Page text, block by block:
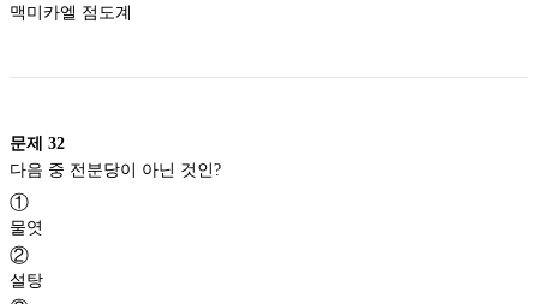
맥미카엘 점도계
문제 32
다음 중 전분당이 아닌 것인?
①
물엿
②
설탕